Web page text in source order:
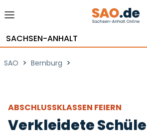
SACHSEN-ANHALT
SAO > Bernburg >
ABSCHLUSSKLASSEN FEIERN
Verkleidete